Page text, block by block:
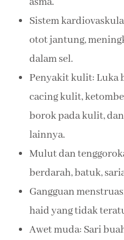
Sistem
otot jantung,
dalam sel.
Penyakit kulit: Luka
cacing kulit,
borok pada kulit,
lainnya.
Mulut dan
berdarah, batuk,
Gangguan
haid yang tidak
Awet muda: Sari